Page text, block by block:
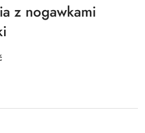
z nogawkami